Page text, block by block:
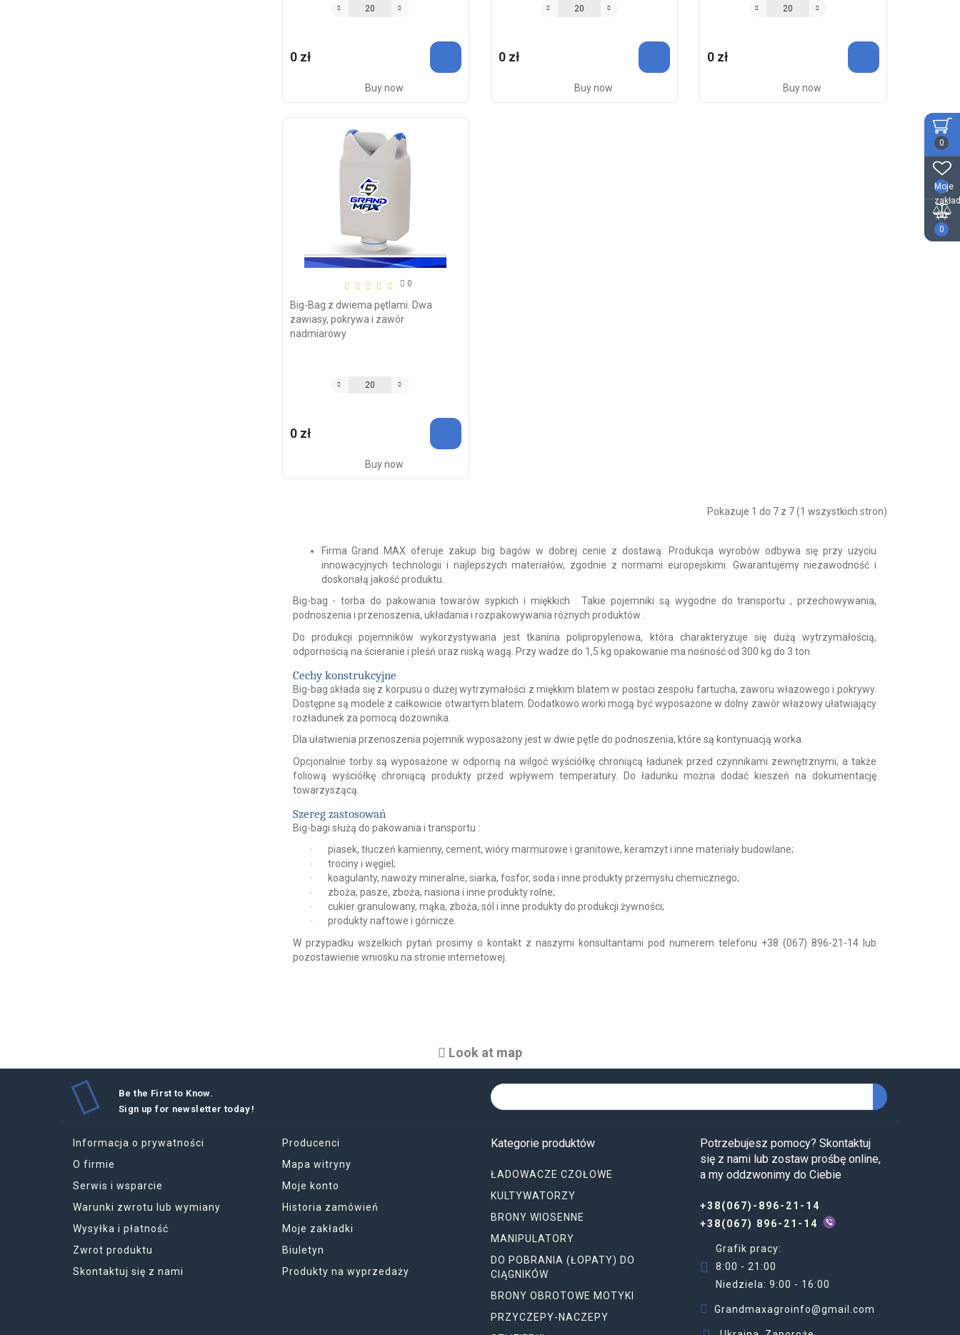
0
Moje
(0)
0
0 zł
Buy now
0 zł
Buy now
0 zł
Buy now
0
Big-Bag z dwiema pętlami. Dwa
zawiasy, pokrywa i zawór
nadmiarowy
0 zł
Buy now
Pokazuje 1 do 7 z 7 (1 wszystkich stron)
FirmaGrand MAX oferuje zakupbig bagów w dobrej cenie z dostawą. Produkcja wyrobów odbywa się przy użyciu
innowacyjnych technologii i najlepszych materiałów, zgodnie z normami europejskimi. Gwarantujemy niezawodność i
doskonałą jakość produktu.
Big-bag -torba do pakowania towarów sypkich i miękkich . Takie pojemniki są wygodne dotransportu , przechowywania,
podnoszenia i przenoszenia, układania i rozpakowywaniaróżnych produktów .
Do produkcjipojemników wykorzystywana jest tkanina polipropylenowa, która charakteryzuje się dużą wytrzymałością,
odpornością na ścieranie i pleśń oraz niską wagą. Przy wadze do 1,5 kg opakowanie ma nośność od 300 kg do 3 ton.
Cechy konstrukcyjne
Big-bag składa się z korpusu o dużej wytrzymałości z miękkim blatem w postaci zespołu fartucha, zaworu włazowego i pokrywy.
Dostępne są modele z całkowicie otwartym blatem. Dodatkowo worki mogą być wyposażone w dolny zawór włazowy ułatwiający
rozładunek za pomocą dozownika.
Dla ułatwienia przenoszeniapojemnikwyposażony jest w dwie pętle do podnoszenia, które są kontynuacją worka.
Opcjonalnie torby są wyposażone w odporną na wilgoć wyściółkę chroniącą ładunek przed czynnikami zewnętrznymi, a także
foliową wyściółkę chroniącą produkty przed wpływem temperatury. Do ładunku można dodać kieszeń na dokumentację
towarzyszącą.
Szereg zastosowań
Big-bagi służą do pakowania i transportu :
· piasek, tłuczeń kamienny, cement, wióry marmurowe i granitowe, keramzyt i inne materiały budowlane;
· trociny i węgiel;
· koagulanty, nawozy mineralne, siarka, fosfor, soda i inne produkty przemysłu chemicznego;
· zboża, pasze, zboża, nasiona i inne produkty rolne;
· cukier granulowany, mąka, zboża, sól i inne produkty do produkcji żywności;
·
produkty naftowe i górnicze.
W przypadku wszelkich pytań prosimy o kontakt z naszymi konsultantami pod numerem telefonu +38 (067) 896-21-14 lub
pozostawienie wniosku na stronie internetowej.
Look at map
Be the First to Know.
Sign up for newsletter today !
Informacja o prywatności
O firmie
Serwis i wsparcie
Warunki zwrotu lub wymiany
Wysyłka i płatność
Zwrot produktu
Skontaktuj się z nami
Producenci
Mapa witryny
Moje konto
Historia zamówień
Moje zakładki
Biuletyn
Produkty na wyprzedaży
Kategorie produktów
ŁADOWACZE CZOŁOWE
KULTYWATORZY
BRONY WIOSENNE
MANIPULATORY
DO POBRANIA (ŁOPATY) DO
CIĄGNIKÓW
BRONY OBROTOWE MOTYKI
PRZYCZEPY-NACZEPY
Potrzebujesz pomocy? Skontaktuj
się z nami lub zostaw prośbę online,
a my oddzwonimy do Ciebie
+38(067)-896-21-14
+38(067) 896-21-14
Grafik pracy:
8:00 - 21:00
Niedziela: 9:00 - 16:00
Grandmaxagroinfo@gmail.com